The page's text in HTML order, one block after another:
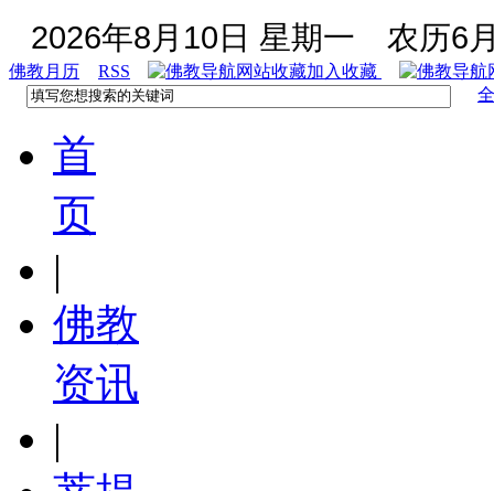
2026年8月10日 星期一 农历6
佛教月历 RSS
加入收藏
首
页
|
佛教
资讯
|